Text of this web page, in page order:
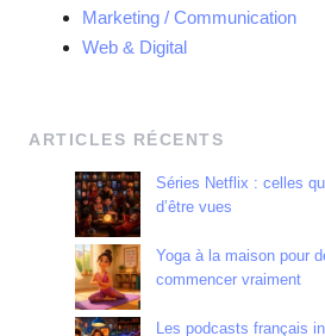
Marketing / Communication
Web & Digital
ARTICLES RÉCENTS
Séries Netflix : celles
d’être vues
Yoga à la maison pour
commencer vraiment
Les podcasts français